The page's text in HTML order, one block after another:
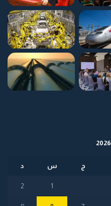
ج س د
1
2